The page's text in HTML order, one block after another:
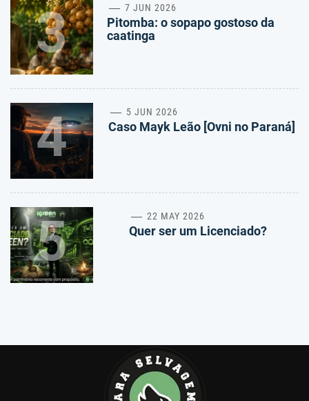
3 7 JUN 2026
Pitomba: o sopapo gostoso da
caatinga
4 5 JUN 2026
Caso Mayk Leão [Ovni no Paraná]
5 22 MAY 2026
Quer ser um Licenciado?